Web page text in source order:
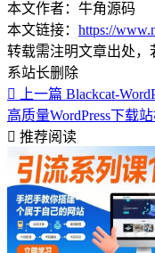
本文作者：牛角源码
本文链接： https://
转载需注明文章出处
系站长删除
上一篇 Blackcat-
高质量WordPress下载
推荐阅读